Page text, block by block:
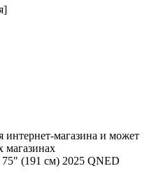
интернет-магазина и может
магазинах
(191 см) 2025 QNED